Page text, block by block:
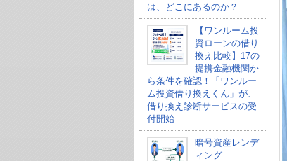
は、どこにあるのか？
【ワンルーム投
資ローンの借り
換え比較】17の
提携金融機関か
ら条件を確認！「ワンルー
ム投資借り換えくん」が、
借り換え診断サービスの受
付開始
暗号資産レンデ
ィング